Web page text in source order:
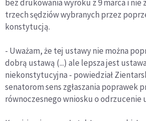
bez drukowania wyroku z 9 marca i nie
trzech sędziów wybranych przez
konstytucją.
- Uważam, że tej ustawy nie można
dobrą ustawą (...) ale lepsza jest
niekonstytucyjna - powiedział
senatorom sens zgłaszania poprawek
równoczesnego wniosku o odrzucenie